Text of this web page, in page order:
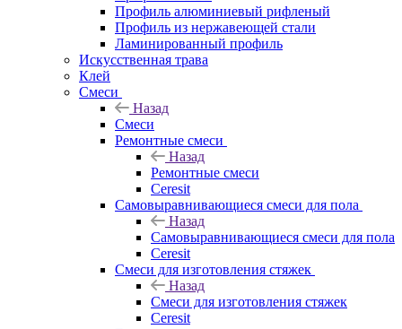
Профиль алюминиевый рифленый
Профиль из нержавеющей стали
Ламинированный профиль
Искусственная трава
Клей
Смеси
Назад
Смеси
Ремонтные смеси
Назад
Ремонтные смеси
Ceresit
Самовыравнивающиеся смеси для пола
Назад
Самовыравнивающиеся смеси для пола
Ceresit
Смеси для изготовления стяжек
Назад
Смеси для изготовления стяжек
Ceresit